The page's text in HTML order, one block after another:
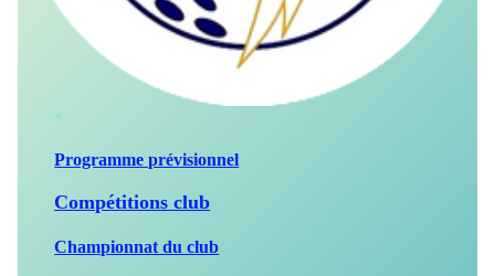
*
Programme prévisionnel
Compétitions club
Championnat du club